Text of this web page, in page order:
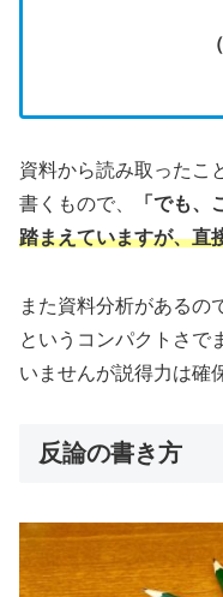
（569
資料から読み取ったこ
書くもので、
「でも、
踏まえていますが、直
また資料分析があるの
というコンパクトさで
いませんが説得力は確
反論の書き方